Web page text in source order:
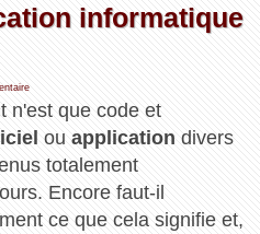
informatique
n'est que code et
ouapplication divers
totalement
Encore faut-il
ce que cela signifie et,